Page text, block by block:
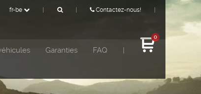
Garanties FAQ
0
fr-be Contactez-nous!